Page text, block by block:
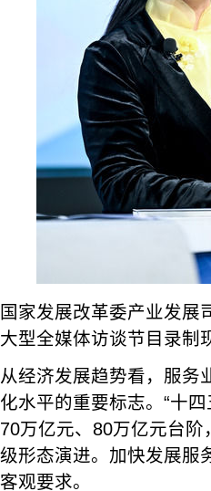
国家发展改革委产业发展
大型全媒体访谈节目录制
从经济发展趋势看，服务
化水平的重要标志。“十
70万亿元、80万亿元台
级形态演进。加快发展服
客观要求。